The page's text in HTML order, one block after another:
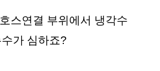
스연결 부위에서 냉각수
수가 심하죠?